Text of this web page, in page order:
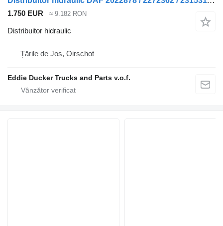
1.750 EUR ≈ 9.182 RON
Distribuitor hidraulic
Țările de Jos, Oirschot
Eddie Ducker Trucks and Parts v.o.f.